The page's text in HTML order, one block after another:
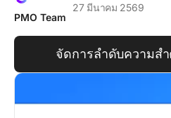
PMO Team
27 มีนาคม 2569
จัดการลำดับความส